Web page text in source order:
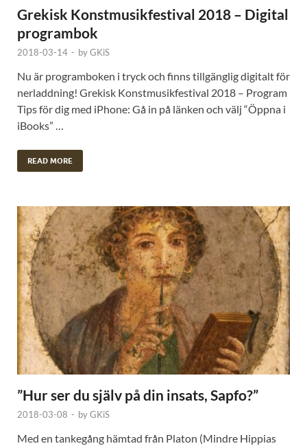
Grekisk Konstmusikfestival 2018 – Digital
programbok
2018-03-14 - byGKiS
Nu är programboken i tryck och finns tillgänglig digitalt för
nerladdning! Grekisk Konstmusikfestival 2018 – Program
Tips för dig med iPhone: Gå in på länken och välj “Öppna i
iBooks” …
READ MORE
”Hur ser du själv på din insats, Sapfo?”
2018-03-08 - byGKiS
Med en tankegång hämtad från Platon (Mindre Hippias